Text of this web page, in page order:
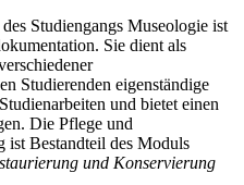
Studiengangs Museologie ist
Sie dient als
Studierenden eigenständige
und bietet einen
Die Pflege und
ist Bestandteil des Moduls
und Konservierung